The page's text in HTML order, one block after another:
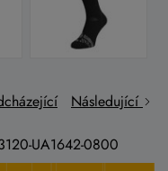
Následující
UA1642-0800